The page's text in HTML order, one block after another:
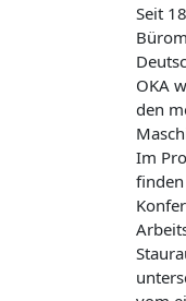
Seit
OKA
den
Im